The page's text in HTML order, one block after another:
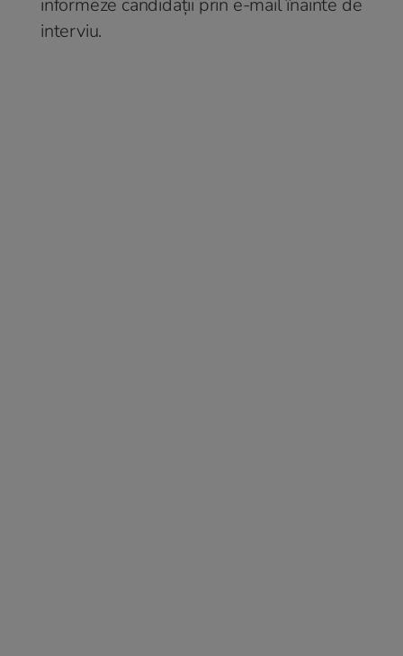
informeze candidații prin e-mail înainte de
interviu.